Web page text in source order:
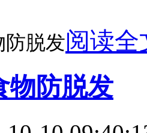
防脱发阅读全
物防脱发